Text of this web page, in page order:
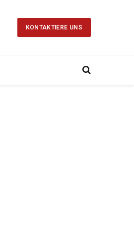
KONTAKTIERE UNS